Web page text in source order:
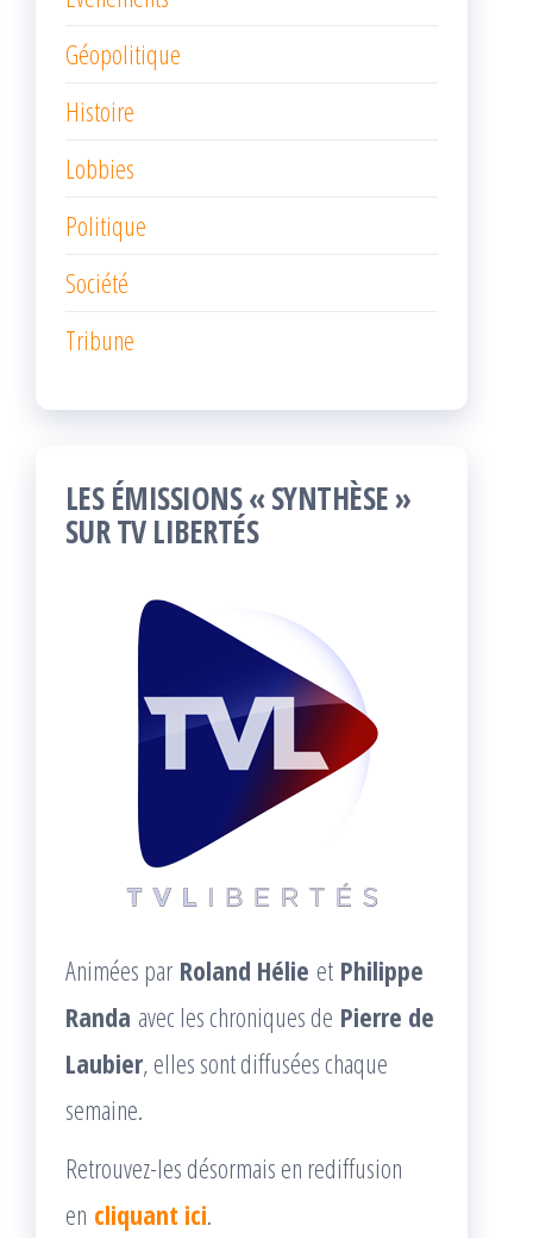
Géopolitique
Histoire
Lobbies
Politique
Société
Tribune
LES ÉMISSIONS « SYNTHÈSE »
SUR TV LIBERTÉS
Animées par Roland Hélie et Philippe
Randa avec les chroniques de Pierre de
Laubier, elles sont diffusées chaque
semaine.
Retrouvez-les désormais en rediffusion
en cliquant ici.